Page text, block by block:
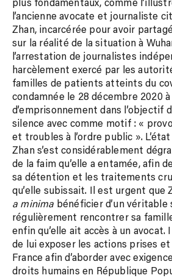
l’ancienne avocate et journaliste
Zhan, incarcérée pour avoir
sur la réalité de la situation à
l’arrestation de journalistes
harcèlement exercé par les
familles de patients atteints du
condamnée le 28 décembre 2020
d’emprisonnement dans l’objectif
silence avec comme motif : «
et troubles à l’ordre public ».
Zhan s’est considérablement
de la faim qu’elle a entamée, afin
sa détention et les traitements
qu’elle subissait. Il est urgent que
a minima bénéficier d’un véritable
régulièrement rencontrer sa
enfin qu’elle ait accès à un avocat.
de lui exposer les actions prises
France afin d’aborder avec
droits humains en République